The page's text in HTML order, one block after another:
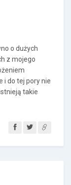
o dużych
z mojego
i do tej pory nie
takie